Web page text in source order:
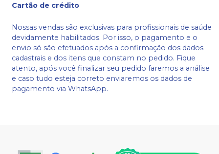
Cartão de crédito
Nossas vendas são exclusivas para profissionais de saúde
devidamente habilitados. Por isso, o pagamento e o
envio só são efetuados após a confirmação dos dados
cadastrais e dos itens que constam no pedido. Fique
atento, após você finalizar seu pedido faremos a análise
e caso tudo esteja correto enviaremos os dados de
pagamento via WhatsApp.